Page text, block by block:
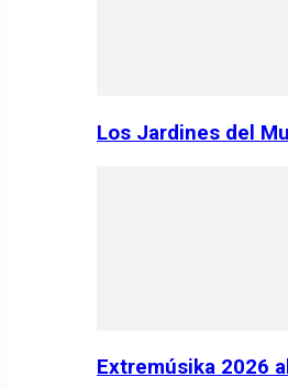
Los Jardines del
Extremúsika 2026